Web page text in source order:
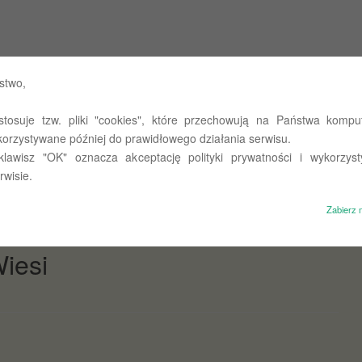
tzw. pliki "cookies", które przechowują na Państwa
później do prawidłowego działania serwisu.
"OK" oznacza akceptację polityki prywatności i
Zabierz
w Olsztynie
takie miejsce… O nas Untitled Polityka prywatności